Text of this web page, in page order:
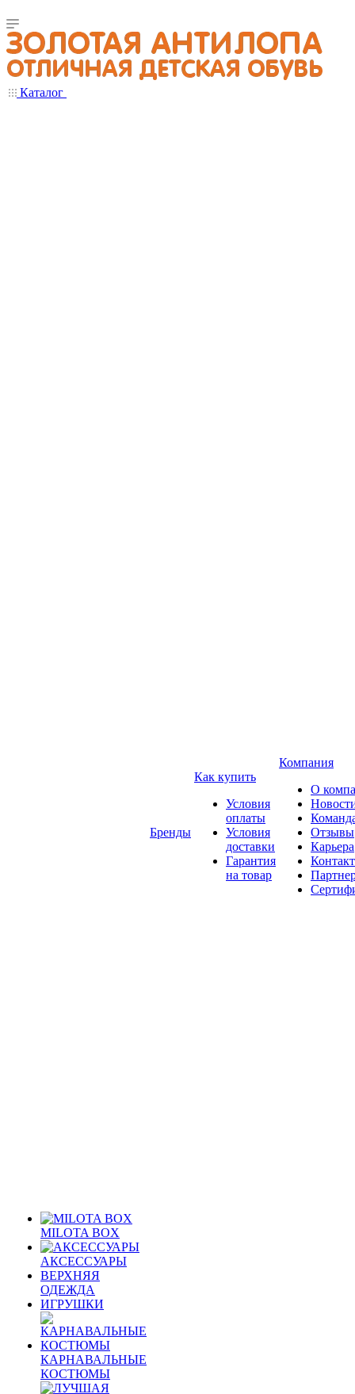
Каталог
MILOTA BOX
АКСЕССУАРЫ
ВЕРХНЯЯ
ОДЕЖДА
ИГРУШКИ
КАРНАВАЛЬНЫЕ
КОСТЮМЫ
Бренды
Как купить
Условия
оплаты
Условия
доставки
Гарантия
на товар
Компания
О
Отзывы
Карьера